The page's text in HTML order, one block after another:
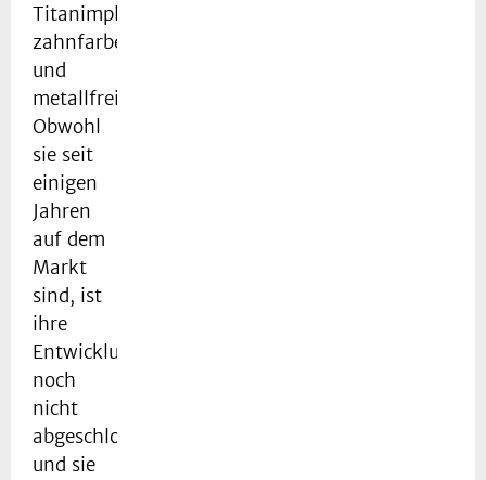
Titanimplantaten
zahnfarben
und
metallfrei.
Obwohl
sie seit
einigen
Jahren
auf dem
Markt
sind, ist
ihre
Entwicklung
noch
nicht
abgeschlossen
und sie